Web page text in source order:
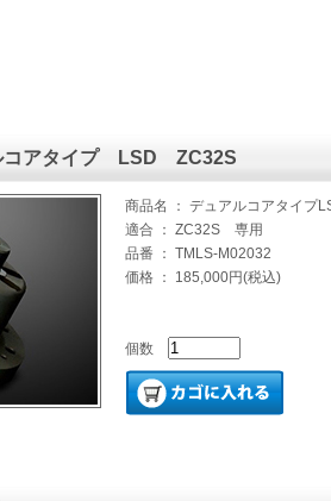
コアタイプ LSD ZC32S
商品名 ： デュアルコアタイプ
適合 ： ZC32S 専用
品番 ： TMLS-M02032
価格 ： 185,000円(税込)
個数